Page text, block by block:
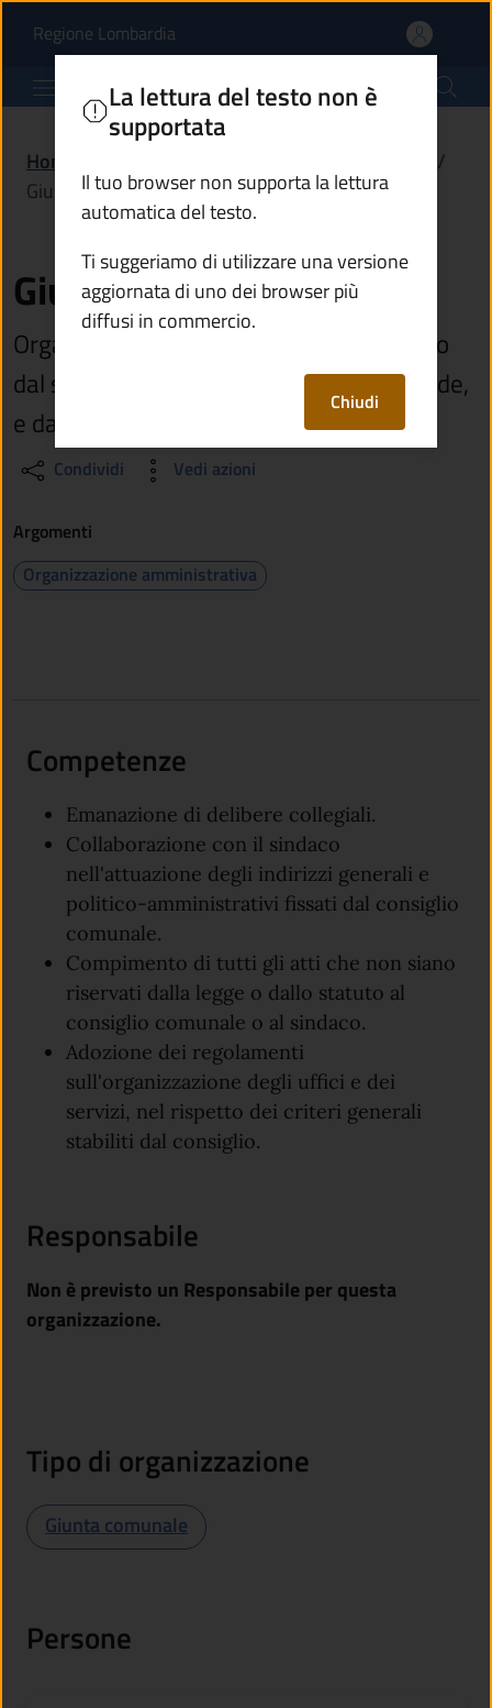
Giunta comunale |
Regione Lombardia(apre in un'altra scheda).
Comune di Paspardo
Home
/
Giunta comunale
Giunta comunale
Organo di governo del Comune composto
dal sindaco o dalla sindaca, che la presiede,
e dagli assessori
Condividi Vedi azioni
La lettura del testo non è
supportata
Il tuo browser non supporta la lettura
automatica del testo.
Ti suggeriamo di utilizzare una versione
aggiornata di uno dei browser più
diffusi in commercio.
Chiudi
Argomenti
Organizzazione amministrativa
Competenze
Emanazione di delibere collegiali.
Collaborazione con il sindaco
nell'attuazione degli indirizzi generali e
politico-amministrativi fissati dal consiglio
comunale.
Compimento di tutti gli atti che non siano
riservati dalla legge o dallo statuto al
consiglio comunale o al sindaco.
Adozione dei regolamenti
sull'organizzazione degli uffici e dei
servizi, nel rispetto dei criteri generali
stabiliti dal consiglio.
Responsabile
Non è previsto un Responsabile per questa
organizzazione.
Tipo di organizzazione
Giunta comunale
Persone